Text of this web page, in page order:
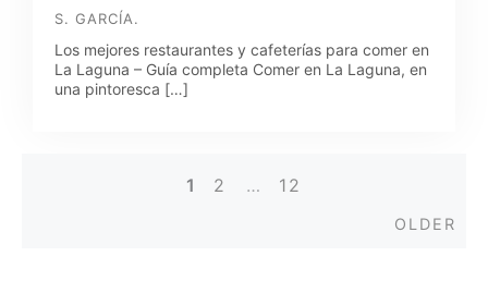
S. GARCÍA.
Los mejores restaurantes y cafeterías para comer en
La Laguna – Guía completa Comer en La Laguna, en
una pintoresca […]
1 2 …
12
OLDER